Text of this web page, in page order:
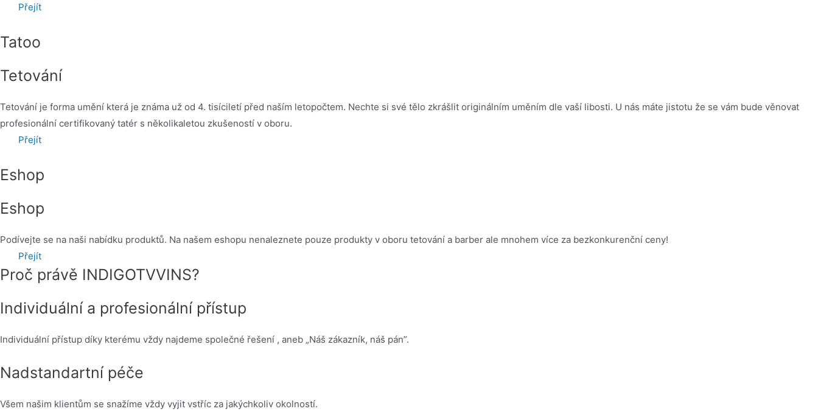
Přejít
Tatoo
Tetování
Tetování je forma umění která je známa už od 4. tisíciletí před naším letopočtem. Nechte si své tělo zkrášlit originálním uměním dle vaší libosti. U nás máte jistotu že se vám bude věnovat
profesionální certifikovaný tatér s několikaletou zkušeností v oboru.
Přejít
Eshop
Eshop
Podívejte se na naši nabídku produktů. Na našem eshopu nenaleznete pouze produkty v oboru tetování a barber ale mnohem více za bezkonkurenční ceny!
Přejít
Proč právě INDIGOTVVINS?
Individuální a profesionální přístup
Individuální přístup díky kterému vždy najdeme společné řešení , aneb „Náš zákazník, náš pán”.
Nadstandartní péče
Všem našim klientům se snažíme vždy vyjit vstříc za jakýchkoliv okolností.